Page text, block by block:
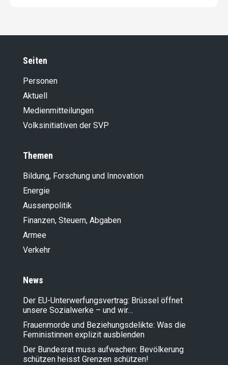
Seiten
Personen
Aktuell
Medienmitteilungen
Volksinitiativen der SVP
Themen
Bildung, Forschung und Innovation
Energie
Aussenpolitik
Finanzen, Steuern, Abgaben
Armee
Verkehr
News
Der EU-Unterwerfungsvertrag: Brüssel öffnet
unsere Sozialwerke – und wir…
Frauenmorde und Beziehungsdelikte: Was die
Feministinnen explizit ausblenden
Der Bundesrat muss aufwachen: Bevölkerung
schützen heisst Grenzen schützen!